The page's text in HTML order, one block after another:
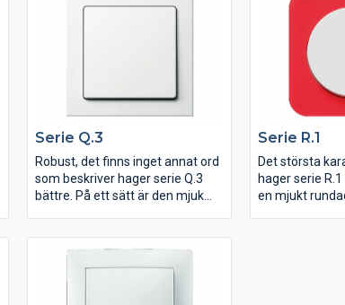
Se­rie Q.3
Robust, det finns inget annat ord
som beskriver hager serie Q.3
bättre. På ett sätt är den mjuk
motståndskraftig mot repor mm.
Serien använder samma vippor &
centrumbrickor som serie Q.1.
Se­rie R.1
Det största
hager serie
en mjukt